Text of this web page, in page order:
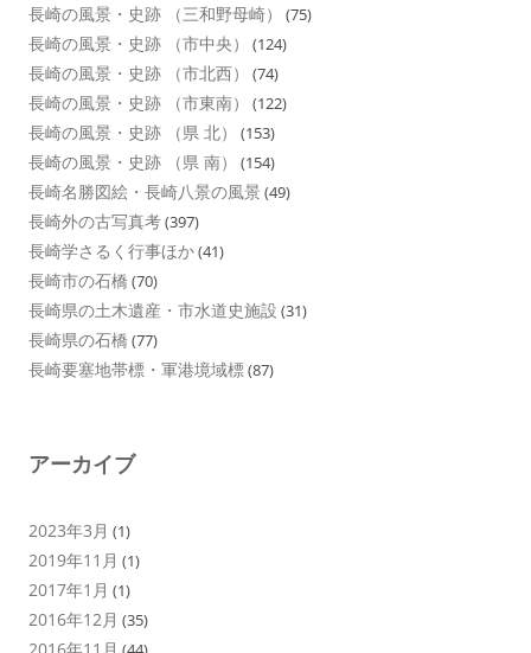
長崎の風景・史跡 （三和野母崎） (75)
長崎の風景・史跡 （市中央） (124)
長崎の風景・史跡 （市北西） (74)
長崎の風景・史跡 （市東南） (122)
長崎の風景・史跡 （県 北） (153)
長崎の風景・史跡 （県 南） (154)
長崎名勝図絵・長崎八景の風景 (49)
長崎外の古写真考(397)
長崎学さるく行事ほか(41)
長崎市の石橋 (70)
長崎県の土木遺産・市水道史施設 (31)
長崎県の石橋 (77)
長崎要塞地帯標・軍港境域標(87)
アーカイブ
2023年3月 (1)
2019年11月 (1)
2017年1月 (1)
2016年12月 (35)